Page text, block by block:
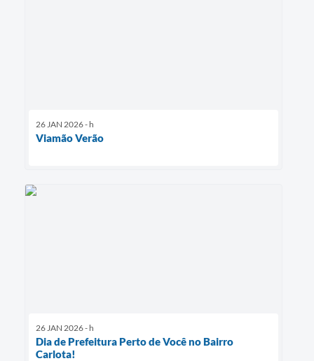
26 JAN 2026 - h
Viamão Verão
26 JAN 2026 - h
Dia de Prefeitura Perto de Você no Bairro
Carlota!